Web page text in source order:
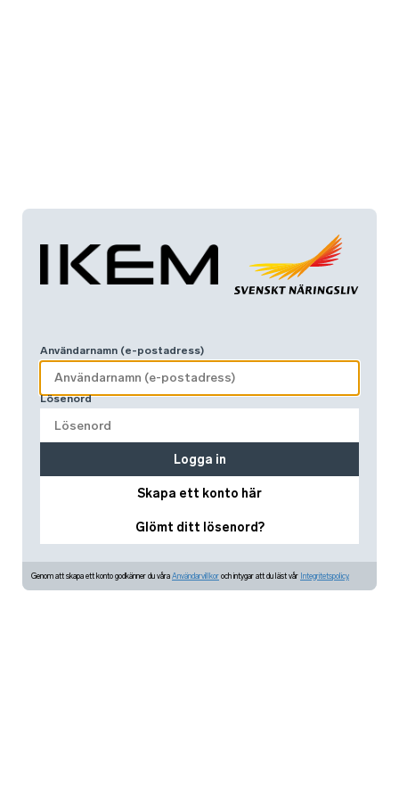
Användarnamn (e-postadress)
Lösenord
Skapa ett konto här
Glömt ditt lösenord?
Logga in
Genom att skapa ett konto godkänner du våra Användarvillkor och intygar att du läst vår Integritetspolicy.